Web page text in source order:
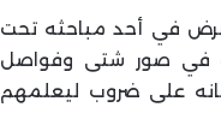
فقد عرض في أحد مباحثه تحت
في صور شتى وفواصل
على ضروب ليعلمهم